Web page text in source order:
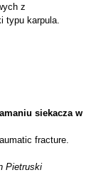
z
typu karpula.
siekacza w
fracture.
Pietruski